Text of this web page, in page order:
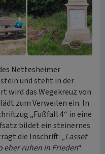
Nettesheimer
und steht in der
wird das Wegekreuz von
zum Verweilen ein. In
„Fußfall 4“ in eine
bildet ein steinernes
die Inschrift: „Lasset
eher ruhen in Frieden“.